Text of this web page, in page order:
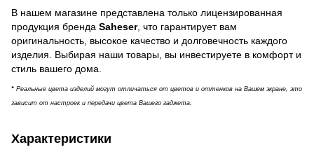
В нашем магазине представлена только лицензированная
продукция бренда Saheser, что гарантирует вам
оригинальность, высокое качество и долговечность каждого
изделия. Выбирая наши товары, вы инвестируете в комфорт и
стиль вашего дома.
* Реальные цвета изделий могут отличаться от цветов и оттенков на Вашем экране, это
зависит от настроек и передачи цвета Вашего гаджета.
Характеристики